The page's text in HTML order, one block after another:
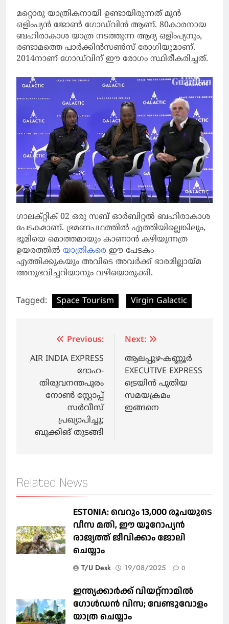
മറ്റൊരു യാത്രികനായി ഉണ്ടായിരുന്നത് മുന്‍
ഒളിംപ്യന്‍ ജോണ്‍ ഗോഡ്‌വിന്‍ ആണ്. 80കാരനായ
ബഹിരാകാശ യാത്ര നടത്തുന്ന ആദ്യ ഒളിംപ്യനും,
രണ്ടാമത്തെ പാര്‍ക്കിന്‍സണ്‍സ് രോഗിയുമാണ്.
2014നാണ് ഗോഡ്‌വിന് ഈ രോഗം സ്ഥിരീകരിച്ചത്.
ഗാലക്റ്റിക് 02 ഒരു സബ് ഓര്‍ബിറ്റല്‍ ബഹിരാകാശ
പേടകമാണ്. ഭ്രമണപഥത്തില്‍ എത്തിയില്ലെങ്കിലും,
ഭൂമിയെ മൊത്തമായും കാണാന്‍ കഴിയുന്നത്ര
ഉയരത്തില്‍ യാത്രികരെ ഈ പേടകം
എത്തിക്കുകയും അവിടെ അവര്‍ക്ക് ഭാരമില്ലായ്മ
അനുഭവിച്ചറിയാനും വഴിയൊരുക്കി.
Tagged: Space Tourism Virgin Galactic
navigation
Previous:
AIR INDIA EXPRESS
ദോഹ-
തിരുവനന്തപുരം
നോണ്‍ സ്റ്റോപ്പ്
സര്‍വീസ്
പ്രഖ്യാപിച്ചു;
ബുക്കിങ് തുടങ്ങി
Next:
ആലപ്പുഴ-കണ്ണൂര്‍
EXECUTIVE EXPRESS
ട്രെയിന്‍ പുതിയ
സമയക്രമം
ഇങ്ങനെ
Related News
ESTONIA: വെറും 13,000 രൂപയുടെ
വീസ മതി, ഈ യൂറോപ്യന്‍
രാജ്യത്ത് ജീവിക്കാം ജോലി
ചെയ്യാം
T/U Desk 19/08/2025 0
ഇന്ത്യക്കാർക്ക് വിയറ്റ്‌നാമില്‍
ഗോള്‍ഡന്‍ വിസ; വേണ്ടുവോളം
യാത്ര ചെയ്യാം